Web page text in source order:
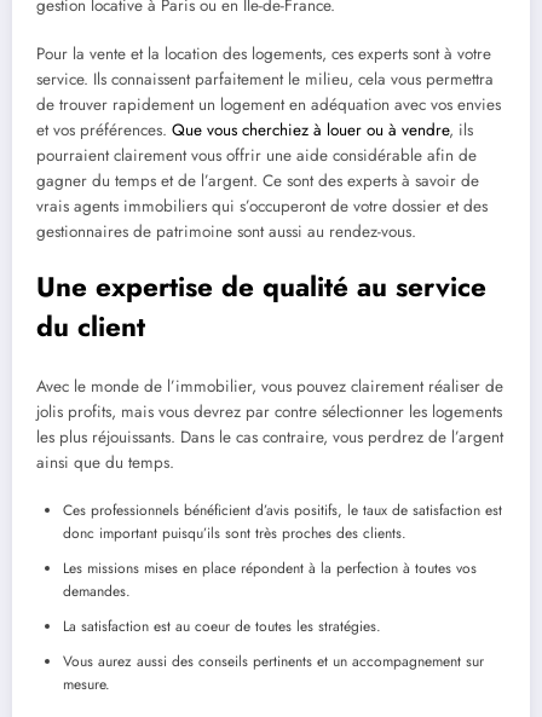
gestion locative à Paris ou en Île-de-France.
Pour la vente et la location des logements, ces experts sont à votre
service. Ils connaissent parfaitement le milieu, cela vous permettra
de trouver rapidement un logement en adéquation avec vos envies
et vos préférences. Que vous cherchiez à louer ou à vendre, ils
pourraient clairement vous offrir une aide considérable afin de
gagner du temps et de l’argent. Ce sont des experts à savoir de
vrais agents immobiliers qui s’occuperont de votre dossier et des
gestionnaires de patrimoine sont aussi au rendez-vous.
Une expertise de qualité au service
du client
Avec le monde de l’immobilier, vous pouvez clairement réaliser de
jolis profits, mais vous devrez par contre sélectionner les logements
les plus réjouissants. Dans le cas contraire, vous perdrez de l’argent
ainsi que du temps.
Ces professionnels bénéficient d’avis positifs, le taux de satisfaction est
donc important puisqu’ils sont très proches des clients.
Les missions mises en place répondent à la perfection à toutes vos
demandes.
La satisfaction est au coeur de toutes les stratégies.
Vous aurez aussi des conseils pertinents et un accompagnement sur
mesure.